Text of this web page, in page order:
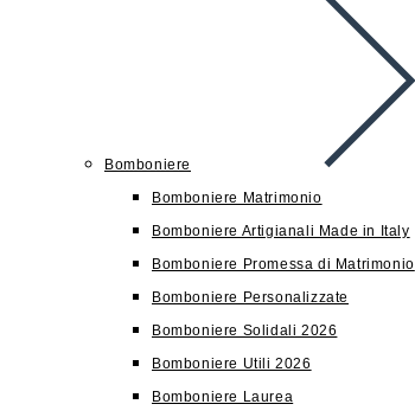
Bomboniere
Bomboniere Matrimonio
Bomboniere Artigianali Made in Italy
Bomboniere Promessa di Matrimonio
Bomboniere Personalizzate
Bomboniere Solidali 2026
Bomboniere Utili 2026
Bomboniere Laurea